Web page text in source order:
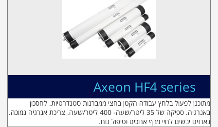
Axeon HF4 series
מתוכנן לפעול בלחץ עבודה הקטן בחצי ממברנות סטנדרטיות. לחסכון
באנרגיה. ספיקה של 35 ליטר/שעה- 400 ליטר/שעה. צריכת אנרגיה נמוכה.
נארזים יבשים לחיי מדף ארוכים וטיפול נוח.